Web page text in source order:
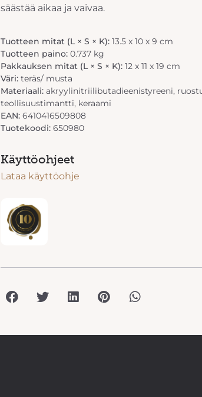
säästää aikaa ja vaivaa.
Tuotteen mitat (L × S × K): 13.5 x 10 x 9 cm
Tuotteen paino: 0.737 kg
Pakkauksen mitat (L × S × K): 12 x 11 x 19 cm
Väri: teräs/ musta
Materiaali: akryylinitriilibutadieenistyreeni,
teollisuustimantti, keraami
EAN: 6410416509808
Tuotekoodi: 650980
Käyttöohjeet
Lataa käyttöohje